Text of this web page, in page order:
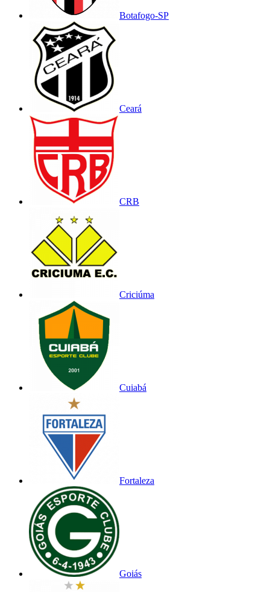
Botafogo-SP
Ceará
CRB
Criciúma
Cuiabá
Fortaleza
Goiás